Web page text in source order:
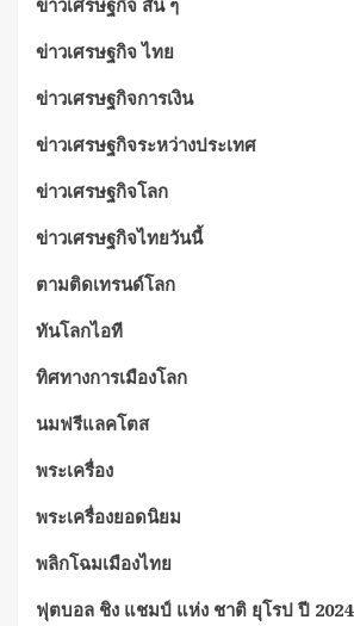
ข่าวเศรษฐกิจ สั้น ๆ
ข่าวเศรษฐกิจ ไทย
ข่าวเศรษฐกิจการเงิน
ข่าวเศรษฐกิจระหว่างประเทศ
ข่าวเศรษฐกิจโลก
ข่าวเศรษฐกิจไทยวันนี้
ตามติดเทรนด์โลก
ทันโลกไอที
ทิศทางการเมืองโลก
นมฟรีแลคโตส
พระเครื่อง
พระเครื่องยอดนิยม
พลิกโฉมเมืองไทย
ฟุตบอล ชิง แชมป์ แห่ง ชาติ ยุโรป ปี 2024